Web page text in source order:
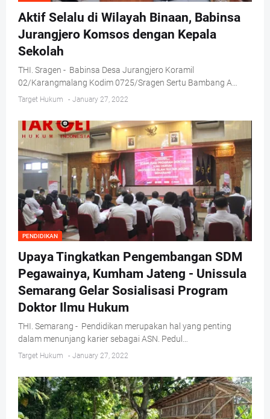
Aktif Selalu di Wilayah Binaan, Babinsa
Jurangjero Komsos dengan Kepala
Sekolah
THI. Sragen - Babinsa Desa Jurangjero Koramil
02/Karangmalang Kodim 0725/Sragen Sertu Bambang A…
Target Hukum - January 27, 2022
PENDIDIKAN
Upaya Tingkatkan Pengembangan SDM
Pegawainya, Kumham Jateng - Unissula
Semarang Gelar Sosialisasi Program
Doktor Ilmu Hukum
THI. Semarang - Pendidikan merupakan hal yang penting
dalam menunjang karier sebagai ASN. Pedul…
Target Hukum - January 27, 2022